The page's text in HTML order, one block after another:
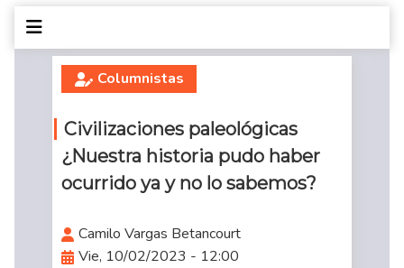
Columnistas
Civilizaciones paleológicas
¿Nuestra historia pudo haber
ocurrido ya y no lo sabemos?
Camilo Vargas Betancourt
Vie, 10/02/2023 - 12:00